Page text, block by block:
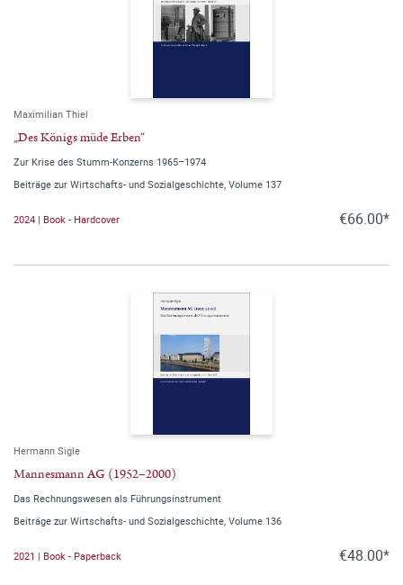
Maximilian Thiel
„Des Königs müde Erben“
Zur Krise des Stumm-Konzerns 1965–1974
Beiträge zur Wirtschafts- und Sozialgeschichte, Volume 137
2024 | Book - Hardcover €66.00*
Hermann Sigle
Mannesmann AG (1952–2000)
Das Rechnungswesen als Führungsinstrument
Beiträge zur Wirtschafts- und Sozialgeschichte, Volume 136
2021 | Book - Paperback €48.00*